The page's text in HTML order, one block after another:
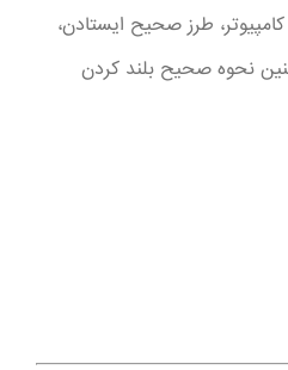
طرز صحیح ایستادن،
نحوه صحیح بلند کردن